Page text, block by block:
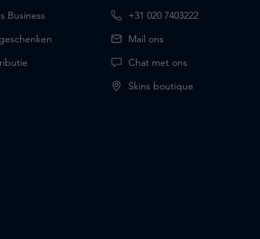
Business
+31 020 7403222
Mail ons
Chat met ons
Skins boutique